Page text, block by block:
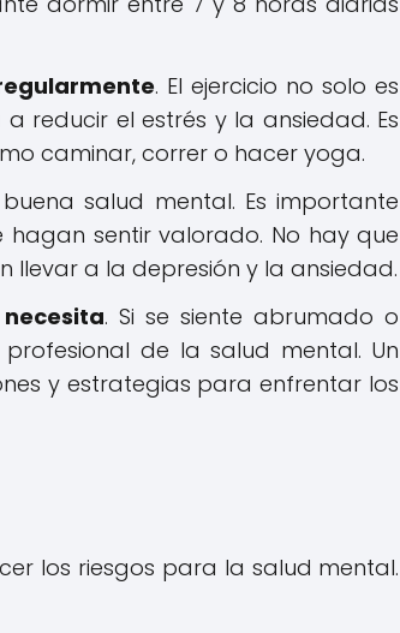
. El ejercicio no solo es
reducir el estrés y la ansiedad. Es
caminar, correr o hacer yoga.
salud mental. Es importante
sentir valorado. No hay que
llevar a la depresión y la ansiedad.
. Si se siente abrumado o
de la salud mental. Un
y estrategias para enfrentar los
los riesgos para la salud mental.